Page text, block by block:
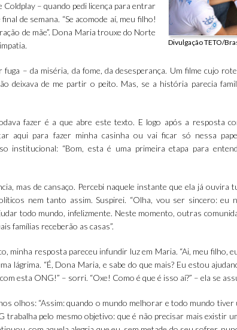
Divulgação TETO/
Coldplay – quando pedi licença para entrar
de semana. “Se acomode aí, meu filho!
de mãe”. Dona Maria trouxe do Norte
– da miséria, da fome, da desesperança. Um filme cujo
deixava de me partir o peito. Mas, se a história parecia
fazer é a que abre este texto. E logo após a resposta
aqui para fazer minha casinha ou vai ficar só nessa
institucional: “Bom, esta é uma primeira etapa para
mas de cansaço. Percebi naquele instante que ela já ouvira
nem tanto assim. Suspirei. “Olha, vou ser sincero: eu
todo mundo, infelizmente. Neste momento, outras
famílias receberão as casas”.
minha resposta pareceu infundir luz em Maria. “Ai, meu filho,
lágrima. “É, Dona Maria, e sabe do que mais? Eu estou
esta ONG!” – sorri. “Oxe! Como é que é isso aí?” – ela se
olhos: “Assim: quando o mundo melhorar e todo mundo tiver
trabalha pelo mesmo objetivo: que é não precisar mais existir